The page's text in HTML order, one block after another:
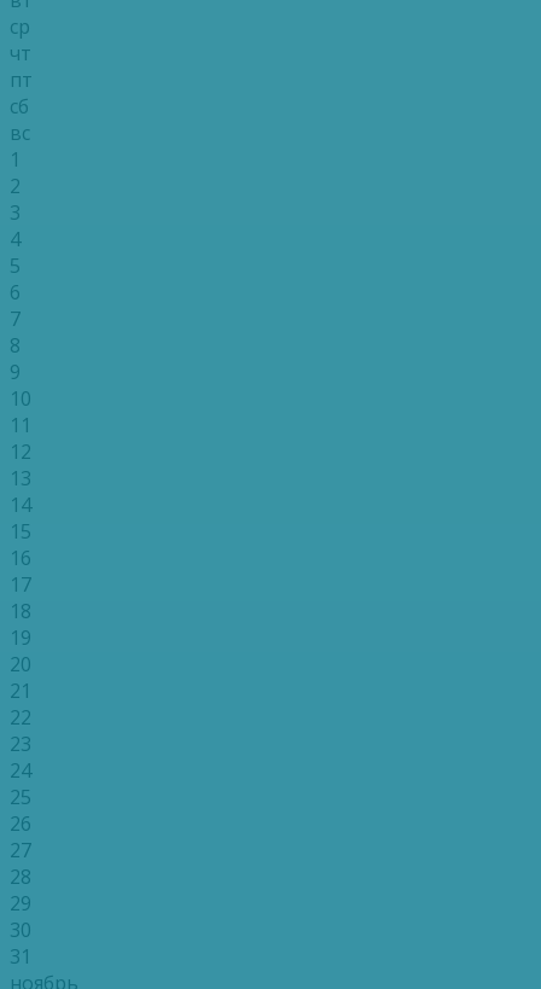
ср
чт
пт
сб
вс
1
2
3
4
5
6
7
8
9
10
11
12
13
14
15
16
17
18
19
20
21
22
23
24
25
26
27
28
29
30
31
ноябрь